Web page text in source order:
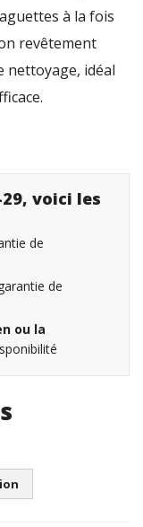
à la fois
revêtement
nettoyage, idéal
voici les
de
de
ou la